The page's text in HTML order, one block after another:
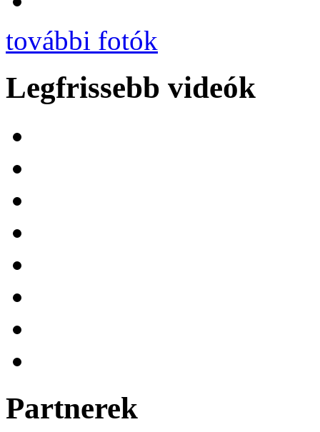
további fotók
Legfrissebb videók
Partnerek